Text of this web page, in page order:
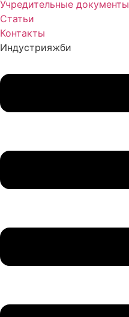
Учредительные документы
Статьи
Контакты
Индустрияжби